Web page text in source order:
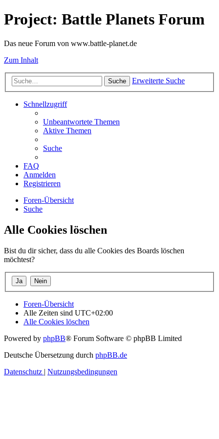
Project: Battle Planets Forum
Das neue Forum von www.battle-planet.de
Zum Inhalt
Suche Erweiterte Suche
Schnellzugriff
Unbeantwortete Themen
Aktive Themen
Suche
FAQ
Anmelden
Registrieren
Foren-Übersicht
Suche
Alle Cookies löschen
Bist du dir sicher, dass du alle Cookies des Boards löschen
möchtest?
Foren-Übersicht
Alle Zeiten sind UTC+02:00
Alle Cookies löschen
Powered by phpBB® Forum Software © phpBB Limited
Deutsche Übersetzung durch phpBB.de
Datenschutz | Nutzungsbedingungen